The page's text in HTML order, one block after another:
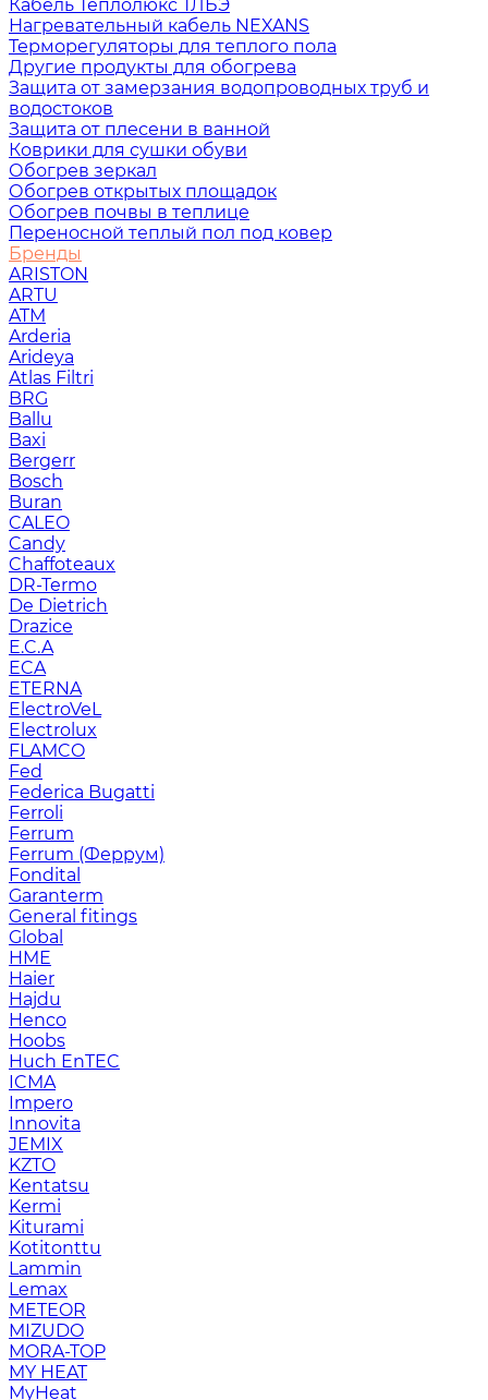
Кабель Теплолюкс ТЛБЭ
Нагревательный кабель NEXANS
Терморегуляторы для теплого пола
Другие продукты для обогрева
Защита от замерзания водопроводных труб и
водостоков
Защита от плесени в ванной
Коврики для сушки обуви
Обогрев зеркал
Обогрев открытых площадок
Обогрев почвы в теплице
Переносной теплый пол под ковер
Бренды
ARISTON
ARTU
ATM
Arderia
Arideya
Atlas Filtri
BRG
Ballu
Baxi
Bergerr
Bosch
Buran
CALEO
Candy
Chaffoteaux
DR-Termo
De Dietrich
Drazice
E.C.A
ECA
ETERNA
ElectroVeL
Electrolux
FLAMCO
Fed
Federica Bugatti
Ferroli
Ferrum
Ferrum (Феррум)
Fondital
Garanterm
General fitings
Global
HME
Haier
Hajdu
Henco
Hoobs
Huch EnTEC
ICMA
Impero
Innovita
JEMIX
KZTO
Kentatsu
Kermi
Kiturami
Kotitonttu
Lammin
Lemax
METEOR
MIZUDO
MORA-TOP
MY HEAT
MyHeat